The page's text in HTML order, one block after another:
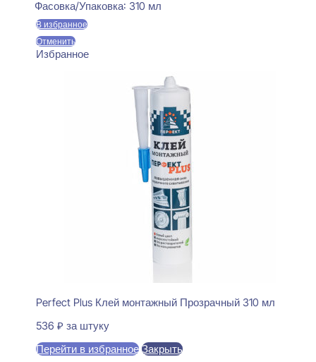
Фасовка/Упаковка: 310 мл
В избранное
Отменить
Избранное
Perfect Plus Клей монтажный Прозрачный 310 мл
536 ₽ за штуку
Перейти в избранное Закрыть